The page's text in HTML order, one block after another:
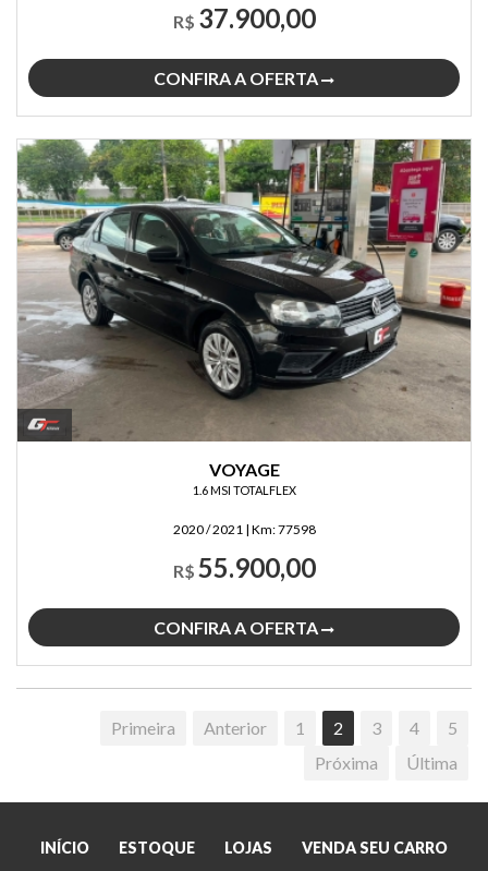
R$ 37.900,00
CONFIRA A OFERTA
VOYAGE
1.6 MSI TOTALFLEX
2020 / 2021 | Km:77598
R$ 55.900,00
CONFIRA A OFERTA
Primeira Anterior 1 2 3 4
5
Próxima
Última
INÍCIO ESTOQUE LOJAS VENDA SEU CARRO